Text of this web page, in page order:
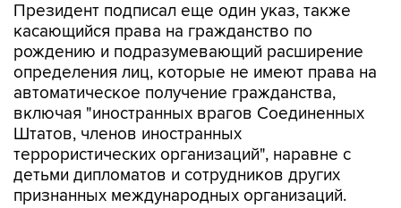
Президент подписал еще один указ, также
касающийся права на гражданство по
рождению и подразумевающий расширение
определения лиц, которые не имеют права на
автоматическое получение гражданства,
включая "иностранных врагов Соединенных
Штатов, членов иностранных
террористических организаций", наравне с
детьми дипломатов и сотрудников других
признанных международных организаций.